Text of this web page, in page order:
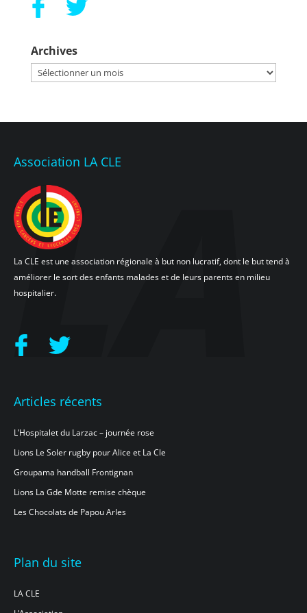
Archives
Archives
Association LA CLE
La CLE est une association régionale à but non lucratif, dont le but tend à
améliorer le sort des enfants malades et de leurs parents en milieu
hospitalier.
Articles récents
L’Hospitalet du Larzac – journée rose
Lions Le Soler rugby pour Alice et La Cle
Groupama handball Frontignan
Lions La Gde Motte remise chèque
Les Chocolats de Papou Arles
Plan du site
LA CLE